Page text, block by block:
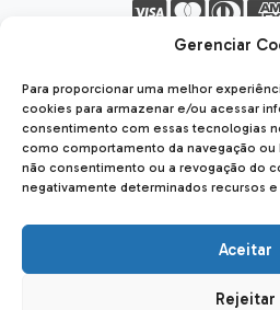
Gerenciar
Para proporcionar uma melhor
cookies para armazenar e/ou acessar
consentimento com essas tecnologias
como comportamento da navegação ou
não consentimento ou a revogação do
negativamente determinados recursos
Aceitar
Rejeitar
SSL Seguro